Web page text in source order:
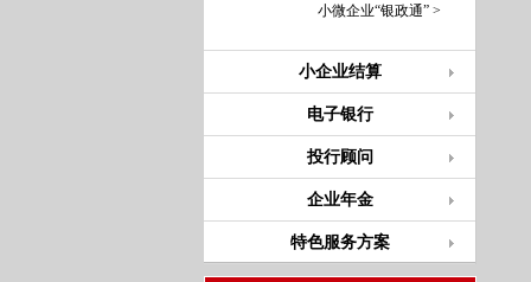
小微企业“银政通” >
小企业结算
电子银行
投行顾问
企业年金
特色服务方案